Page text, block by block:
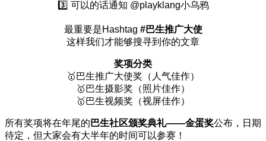
3️⃣ 可以的话通知 @playklang小乌鸦
最重要是Hashtag #巴生推广大使
这样我们才能够搜寻到你的文章
奖项分类
🥇巴生推广大使奖（人气佳作）
🥇巴生摄影奖（照片佳作）
🥇巴生视频奖（视屏佳作）
所有奖项将在年尾的 巴生社区颁奖典礼——金蛋奖公布，日期
待定，但大家会有大半年的时间可以参赛！